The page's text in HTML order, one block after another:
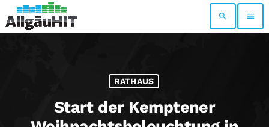
search menu
RATHAUS
Start der Kemptener